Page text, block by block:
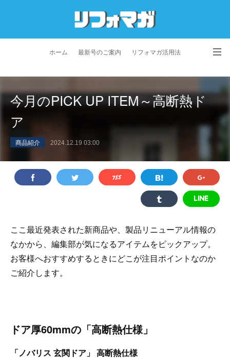
ホーム 最新号のご案内 リフォマガ活用法
利用規約 会社概要
今月のPICK UP ITEM～高断熱ド
ア
商品紹介 2024.12.19 03:00
ここ最近発表された新商品や、製品リニューアル情報の
なかから、編集部が気になるアイテムをピックアップ。
お客様へおすすめするときにどこが注目ポイントなのか
ご紹介します。
ドア厚60mmの「高断熱仕様」
「ノバリス 玄関ドア」 高断熱仕様